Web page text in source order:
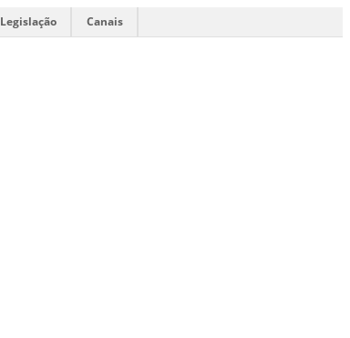
Legislação
Canais